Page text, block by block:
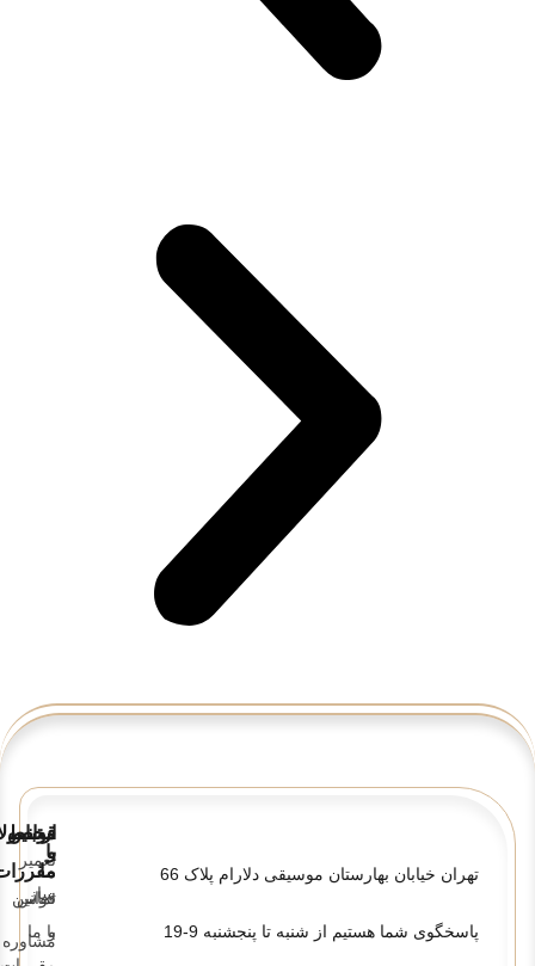
تهران خیابان بهارستان موسیقی دلارام پلاک 66
پاسخگوی شما هستیم از شنبه تا پنجشنبه 9-19
تعمیر
ساز
مشاوره
قوانین
و
قوانین
و
ارتباط
با
ما
تماس
با ما